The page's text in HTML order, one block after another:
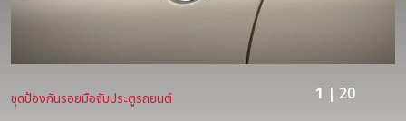
ชุดป้องกันรอยมือจับประตูรถยนต์ 1 | 20